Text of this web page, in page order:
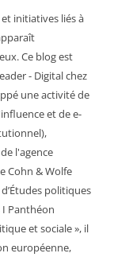
initiatives liés à
Ce blog est
- Digital chez
une activité de
et de e-
l'agence
Cohn & Wolfe
politiques
I Panthéon
et sociale », il
européenne,